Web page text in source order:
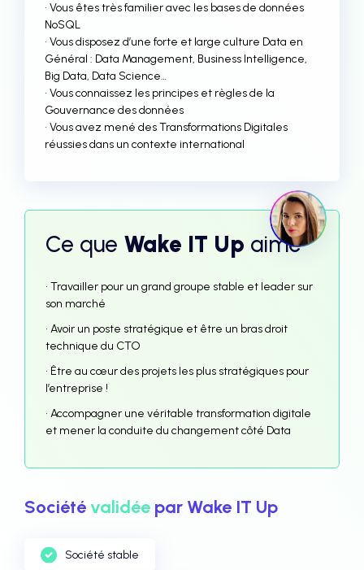
• Vous êtes très familier avec les bases de données
NoSQL
• Vous disposez d’une forte et large culture Data en
Général : Data Management, Business Intelligence,
Big Data, Data Science…
• Vous connaissez les principes et règles de la
Gouvernance des données
• Vous avez mené des Transformations Digitales
réussies dans un contexte international
Ce que Wake IT Up aime
• Travailler pour un grand groupe stable et leader sur
son marché
• Avoir un poste stratégique et être un bras droit
technique du CTO
• Être au cœur des projets les plus stratégiques pour
l’entreprise !
• Accompagner une véritable transformation digitale
et mener la conduite du changement côté Data
Sociétévalidée par Wake IT Up
Société stable